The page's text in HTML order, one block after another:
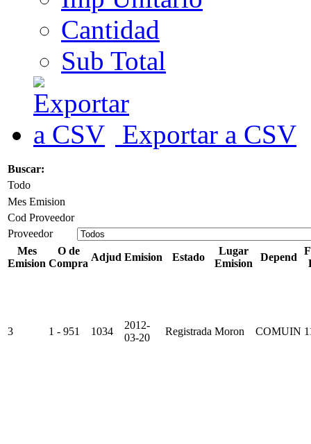
Cantidad
Sub Total
Exportar a CSV
Buscar:
Todo
Mes Emision
Cod Proveedor
Proveedor
Mes
Emision
O de
Compra
Adjud Emision Estado
Lugar
Emision
Depend
3 1 - 951 1034
2012-
03-20
Registrada Moron COMUIN